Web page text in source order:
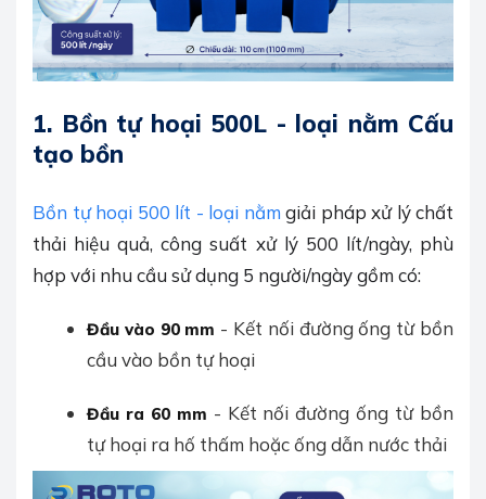
1. Bồn tự hoại 500L - loại nằm Cấu
tạo bồn
Bồn tự hoại 500 lít - loại nằm giải pháp xử lý chất
thải hiệu quả, công suất xử lý 500 lít/ngày, phù
hợp với nhu cầu sử dụng 5 người/ngày gồm có:
Đầu vào 90 mm - Kết nối đường ống từ bồn
cầu vào bồn tự hoại
Đầu ra 60 mm - Kết nối đường ống từ bồn
tự hoại ra hố thấm hoặc ống dẫn nước thải